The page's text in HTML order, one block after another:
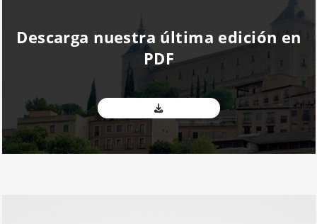
Descarga nuestra última edición en
PDF